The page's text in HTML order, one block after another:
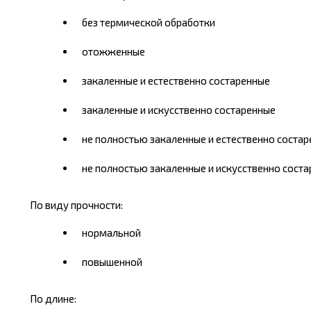
без термической обработки
отожженные
закаленные и естественно состаренные
закаленные и искусственно состаренные
не полностью закаленные и естественно
не полностью закаленные и искусственно
По виду прочности:
нормальной
повышенной
По длине: